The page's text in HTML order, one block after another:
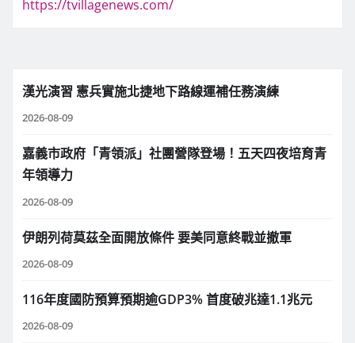
https://tvillagenews.com/
漢光演習 憲兵實施北捷地下路線運補任務演練
2026-08-09
嘉義市政府「青領派」社團營隊登場！五天四夜培育青
年領導力
2026-08-09
伊朗列荷莫茲全面開放條件 要美同意終戰並撤軍
2026-08-09
116年度國防預算預期逾GDP3% 首度破兆達1.1兆元
2026-08-09